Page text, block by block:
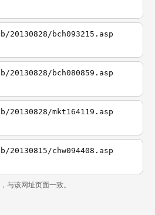
bch093215.asp
bch080859.asp
mkt164119.asp
chw094408.asp
与该网址页面一致。